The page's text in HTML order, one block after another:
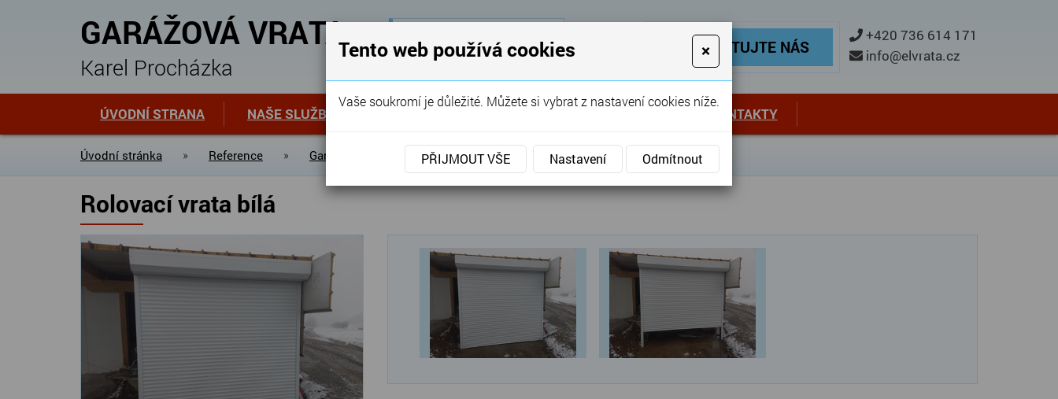
GARÁŽOVÁ VRATA
Karel Procházka Garážová vrata, brány, ploty ...
Kontaktujte nás
KONTAKTUJTE NÁS
+420 736 614 171
info@elvrata.cz
ÚVODNÍ STRANA NAŠE SLUŽBY SERVIS REFERENCE KONTAKTY
Úvodní stránka » Reference » Garážová vrata Rolovací » Rolovací vrata bílá
Rolovací vrata bílá
Tento web používá cookies ×
Vaše soukromí je důležité. Můžete si vybrat z nastavení cookies níže.
PŘIJMOUT VŠE Nastavení Odmítnout